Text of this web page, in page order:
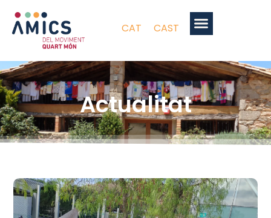
CAT CAST
Actualitat